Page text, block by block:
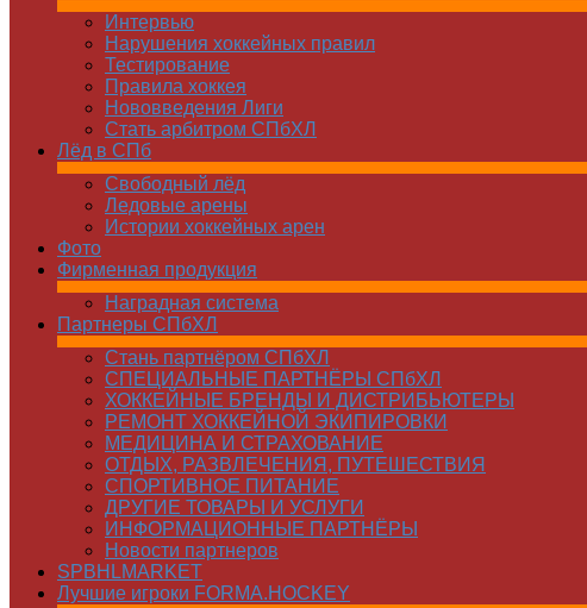
Интервью
Нарушения хоккейных правил
Тестирование
Правила хоккея
Нововведения Лиги
Стать арбитром СПбХЛ
Лёд в СПб
Свободный лёд
Ледовые арены
Истории хоккейных арен
Фото
Фирменная продукция
Наградная система
Партнеры СПбХЛ
Стань партнёром СПбХЛ
СПЕЦИАЛЬНЫЕ ПАРТНЁРЫ СПбХЛ
ХОККЕЙНЫЕ БРЕНДЫ И ДИСТРИБЬЮТЕРЫ
РЕМОНТ ХОККЕЙНОЙ ЭКИПИРОВКИ
МЕДИЦИНА И СТРАХОВАНИЕ
ОТДЫХ, РАЗВЛЕЧЕНИЯ, ПУТЕШЕСТВИЯ
СПОРТИВНОЕ ПИТАНИЕ
ДРУГИЕ ТОВАРЫ И УСЛУГИ
ИНФОРМАЦИОННЫЕ ПАРТНЁРЫ
Новости партнеров
SPBHLMARKET
Лучшие игроки FORMA.HOCKEY